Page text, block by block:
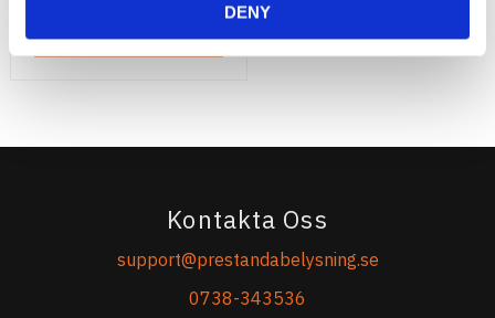
DENY
KÖP
Kontakta Oss
support@prestandabelysning.se
0738-343536